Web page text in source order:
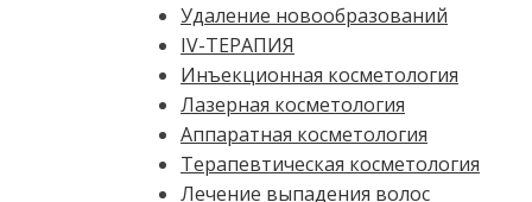
Удаление новообразований
IV-ТЕРАПИЯ
Инъекционная косметология
Лазерная косметология
Аппаратная косметология
Терапевтическая косметология
Лечение выпадения волос